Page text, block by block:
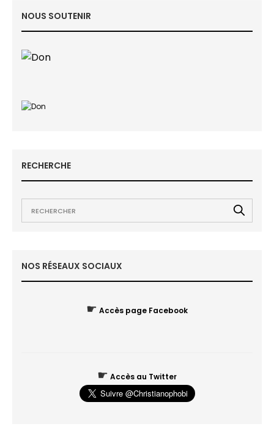
NOUS SOUTENIR
RECHERCHE
NOS RÉSEAUX SOCIAUX
☛ Accès page Facebook
☛ Accès au Twitter